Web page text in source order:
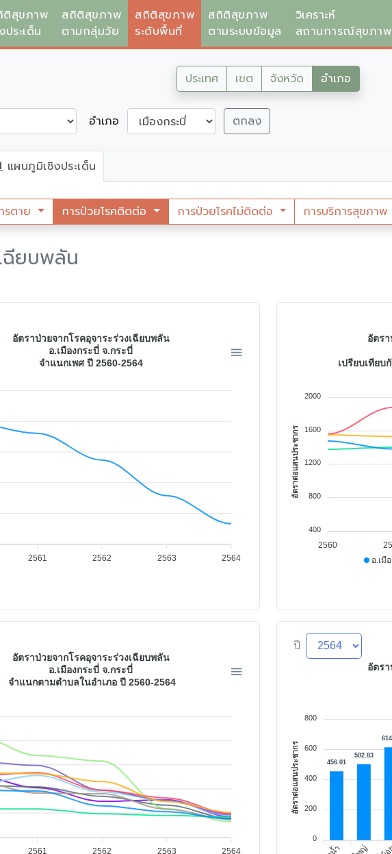
ติสุขภาพ
ประเด็น
สถิติสุขภาพ
ตามกลุ่มวัย
สถิติสุขภาพ
ระดับพื้นที่
สถิติสุขภาพ
ตามระบบข้อมูล
วิเคราะห์
สถานการณ์สุขภาพ
ประเทศ เขต จังหวัด อำเภอ
อำเภอ ตกลง
แผนภูมิเชิงประเด็น
รตาย การป่วยโรคติดต่อ การป่วยโรคไม่ติดต่อ การบริการสุขภาพ
ฉียบพลัน